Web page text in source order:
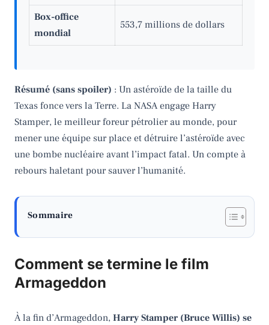
Box-office
mondial
553,7 millions de dollars
Résumé (sans spoiler) : Un astéroïde de la taille du
Texas fonce vers la Terre. La NASA engage Harry
Stamper, le meilleur foreur pétrolier au monde, pour
mener une équipe sur place et détruire l’astéroïde avec
une bombe nucléaire avant l’impact fatal. Un compte à
rebours haletant pour sauver l’humanité.
Sommaire
Comment se termine le film
Armageddon
À la fin d’Armageddon, Harry Stamper (Bruce Willis) se